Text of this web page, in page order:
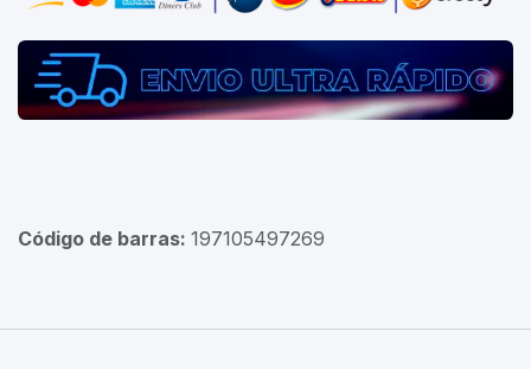
Código de barras: 197105497269